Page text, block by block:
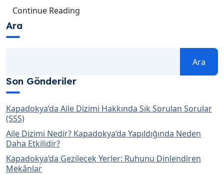
Continue Reading
Ara
Ara
Son Gönderiler
Kapadokya’da Aile Dizimi Hakkında Sık Sorulan Sorular
(SSS)
Aile Dizimi Nedir? Kapadokya’da Yapıldığında Neden
Daha Etkilidir?
Kapadokya’da Gezilecek Yerler: Ruhunu Dinlendiren
Mekânlar